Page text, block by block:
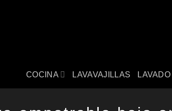
COCINA LAVAVAJILLAS LAVADO